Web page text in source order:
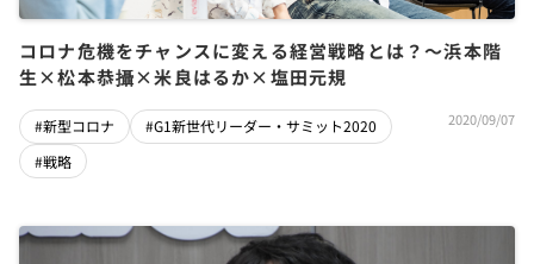
コロナ危機をチャンスに変える経営戦略とは？〜浜本階
生×松本恭攝×米良はるか×塩田元規
#新型コロナ
#G1新世代リーダー・サミット2020
#戦略
2020/09/07